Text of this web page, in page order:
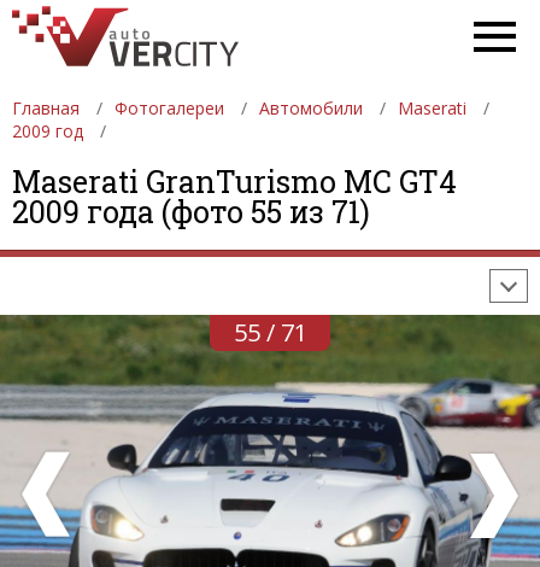
Главная Фотогалереи Автомобили
Maserati
2009 год
Maserati GranTurismo MC GT4
2009 года (фото 55 из 71)
ФОТОГАЛЕРЕИ АВТОМОБИЛИ
ДЕВУШКИ
АВТОСАЛОНЫ
ФОРМУЛА-1
55 / 71